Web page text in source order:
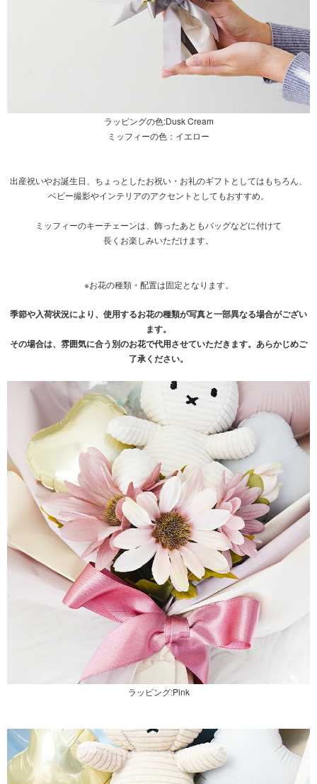
ラッピングの色:Dusk Cream
ミッフィーの色：イエロー
出産祝いやお誕生日、ちょっとしたお祝い・お礼のギフトとしてはもちろん、
ベビー撮影やインテリアのアクセントとしてもおすすめ。
ミッフィーのキーチェーンは、飾ったあともバッグなどに付けて
長くお楽しみいただけます。
※お花の種類・配置は固定となります。
季節や入荷状況により、使用するお花の種類が写真と一部異なる場合がござい
ます。
その場合は、雰囲気に合う別のお花で代用させていただきます。あらかじめご
了承ください。
ラッピング:Pink